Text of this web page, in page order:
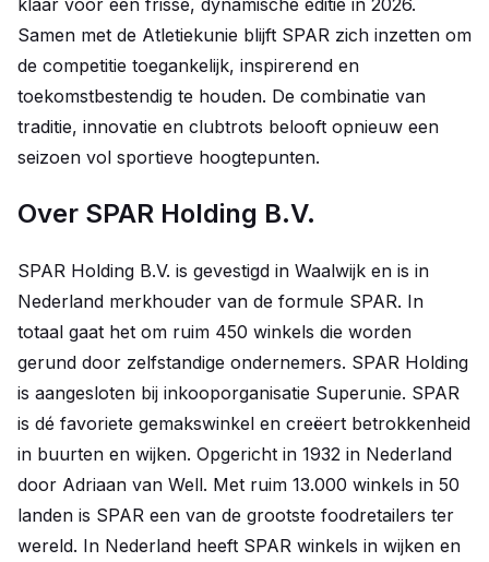
klaar voor een frisse, dynamische editie in 2026.
Samen met de Atletiekunie blijft SPAR zich inzetten om
de competitie toegankelijk, inspirerend en
toekomstbestendig te houden. De combinatie van
traditie, innovatie en clubtrots belooft opnieuw een
seizoen vol sportieve hoogtepunten.
Over SPAR Holding B.V.
SPAR Holding B.V. is gevestigd in Waalwijk en is in
Nederland merkhouder van de formule SPAR. In
totaal gaat het om ruim 450 winkels die worden
gerund door zelfstandige ondernemers. SPAR Holding
is aangesloten bij inkooporganisatie Superunie. SPAR
is dé favoriete gemakswinkel en creëert betrokkenheid
in buurten en wijken. Opgericht in 1932 in Nederland
door Adriaan van Well. Met ruim 13.000 winkels in 50
landen is SPAR een van de grootste foodretailers ter
wereld. In Nederland heeft SPAR winkels in wijken en